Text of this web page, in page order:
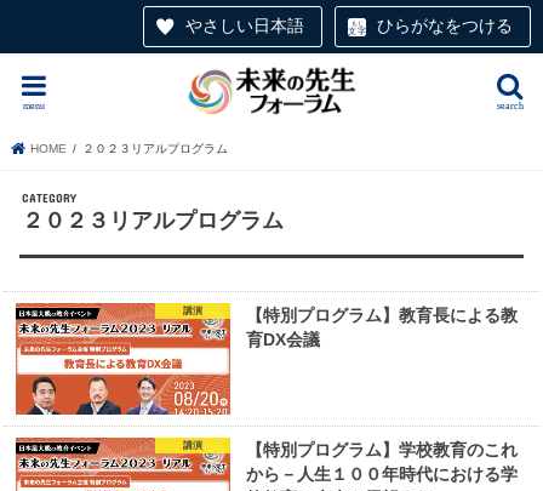
やさしい日本語 ひらがなをつける
search
menu
HOME ２０２３リアルプログラム
２０２３リアルプログラム
講演
【特別プログラム】教育長による教
育DX会議
講演
【特別プログラム】学校教育のこれ
から－人生１００年時代における学